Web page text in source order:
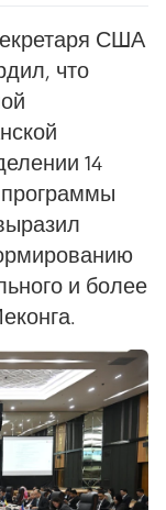
США
что
14
и более